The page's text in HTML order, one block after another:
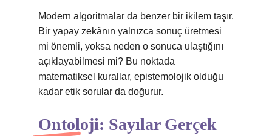
Modern algoritmalar da benzer bir ikilem taşır.
Bir yapay zekânın yalnızca sonuç üretmesi
mi önemli, yoksa neden o sonuca ulaştığını
açıklayabilmesi mi? Bu noktada
matematiksel kurallar, epistemolojik olduğu
kadar etik sorular da doğurur.
Ontoloji: Sayılar Gerçek